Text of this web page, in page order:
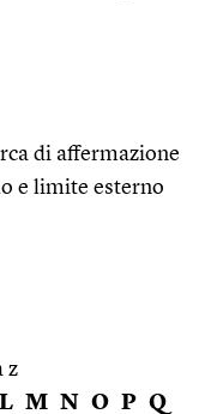
di affermazione
e limite esterno
z
L M N O P Q